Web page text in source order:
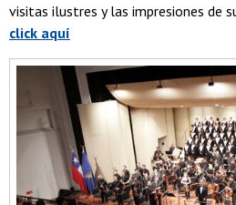
visitas ilustres y las impresiones de
click aquí